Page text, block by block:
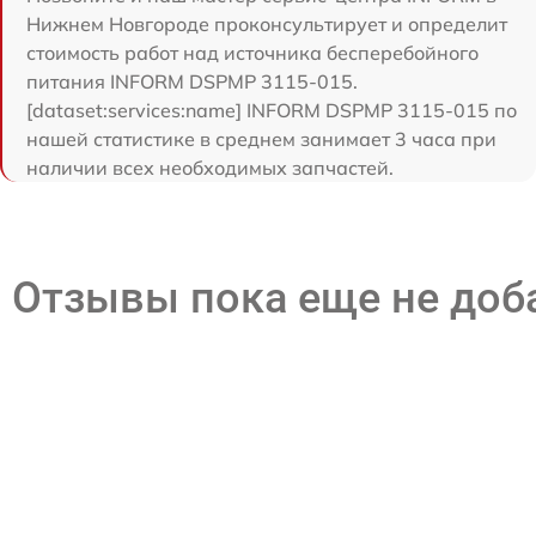
Нижнем Новгороде проконсультирует и определит
стоимость работ над источника бесперебойного
питания INFORM DSPMP 3115-015.
[dataset:services:name] INFORM DSPMP 3115-015 по
нашей статистике в среднем занимает 3 часа при
наличии всех необходимых запчастей.
Отзывы пока еще не